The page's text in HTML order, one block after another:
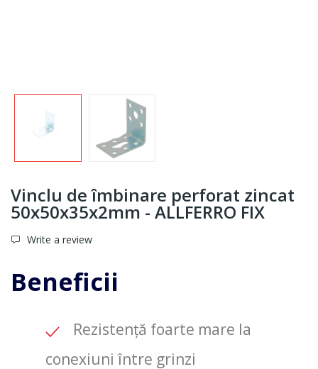
Vinclu de îmbinare perforat zincat
50x50x35x2mm - ALLFERRO FIX
Write a review
Beneficii
Rezistență foarte mare la
conexiuni între grinzi